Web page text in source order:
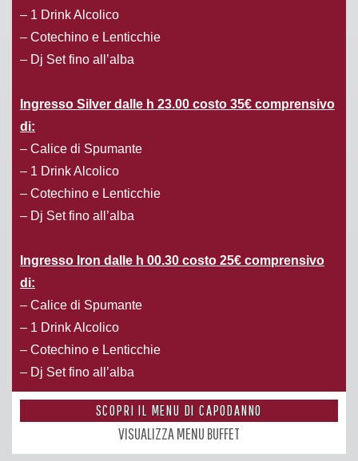
– 1 Drink Alcolico
– Cotechino e Lenticchie
– Dj Set fino all’alba
Ingresso Silver dalle h 23.00 costo 35€ comprensivo
di:
– Calice di Spumante
– 1 Drink Alcolico
– Cotechino e Lenticchie
– Dj Set fino all’alba
Ingresso Iron dalle h 00.30 costo 25€ comprensivo
di:
– Calice di Spumante
– 1 Drink Alcolico
– Cotechino e Lenticchie
– Dj Set fino all’alba
SCOPRI IL MENU DI CAPODANNO
VISUALIZZA MENU BUFFET